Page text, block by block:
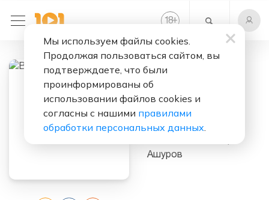
18+
Слушать бесплатно
Восточна
девушка
Ашуров
Мы используем файлы cookies.
Продолжая пользоваться сайтом, вы
подтверждаете, что были
проинформированы об
использовании файлов cookies и
согласны с нашими правилами
обработки персональных данных.